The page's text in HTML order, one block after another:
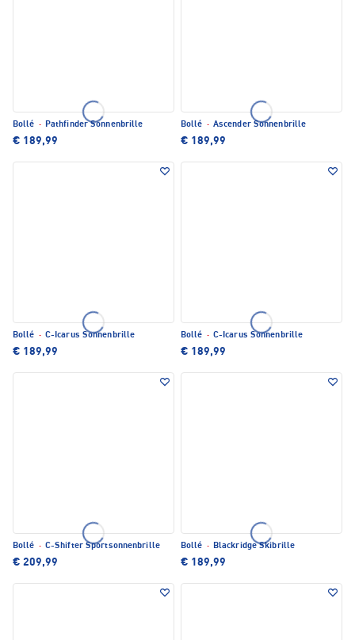
Bollé · Pathfinder Sonnenbrille
€ 189,99
Bollé · Ascender Sonnenbrille
€ 189,99
Bollé · C-Icarus Sonnenbrille
€ 189,99
Bollé · C-Icarus Sonnenbrille
€ 189,99
Bollé · C-Shifter Sportsonnenbrille
€ 209,99
Bollé · Blackridge Skibrille
€ 189,99